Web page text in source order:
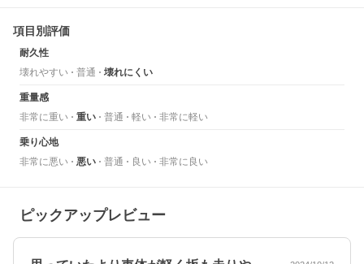
項目別評価
耐久性
壊れやすい
普通 壊れにくい
重量感
非常に重い
重い 普通 軽い 非常に軽い
乗り心地
非常に悪い
悪い 普通 良い 非常に良い
ピックアップレビュー